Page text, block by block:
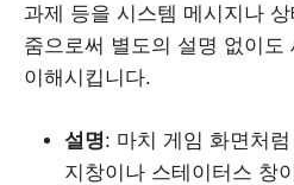
과제 등을 시스템 메시지나
줌으로써 별도의 설명 없이도
이해시킵니다.
설명: 마치 게임 화면처
지창이나 스테이터스 창